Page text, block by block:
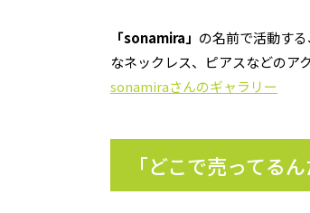
「sonamira」 の名前で活動す
なネックレス、ピアスなどのア
sonamiraさんのギャラリー
「どこで売ってる